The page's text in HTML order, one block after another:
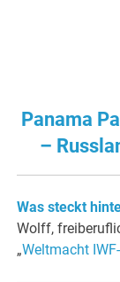
Panama
–
Was steckt
Wolff,
„Weltmacht